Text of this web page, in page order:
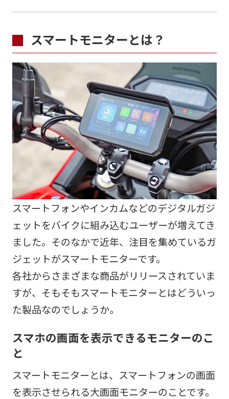
スマートモニターとは？
スマートフォンやインカムなどのデジタルガジ
ェットをバイクに組み込むユーザーが増えてき
ました。そのなかで近年、注目を集めているガ
ジェットがスマートモニターです。
各社からさまざまな商品がリリースされていま
すが、そもそもスマートモニターとはどういっ
た製品なのでしょうか。
スマホの画面を表示できるモニターのこ
と
スマートモニターとは、スマートフォンの画面
を表示させられる大画面モニターのことです。